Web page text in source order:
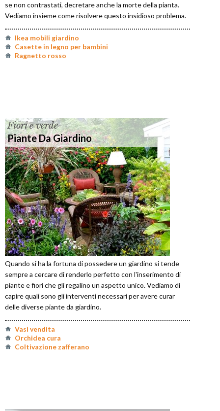
se non contrastati, decretare anche la morte della pianta.
Vediamo insieme come risolvere questo insidioso problema.
Ikea mobili giardino
Casette in legno per bambini
Ragnetto rosso
Fiori e verde
Piante Da Giardino
Quando si ha la fortuna di possedere un giardino si tende
sempre a cercare di renderlo perfetto con l'inserimento di
piante e fiori che gli regalino un aspetto unico. Vediamo di
capire quali sono gli interventi necessari per avere curar
delle diverse piante da giardino.
Vasi vendita
Orchidea cura
Coltivazione zafferano